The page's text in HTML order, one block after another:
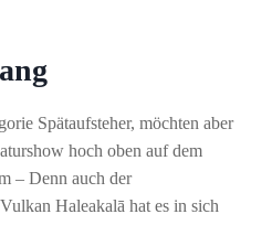
Spätaufsteher, möchten aber
hoch oben auf dem
– Denn auch der
Haleakalā hat es in sich